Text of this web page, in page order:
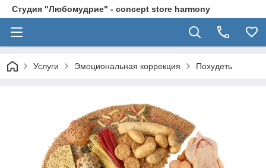
Студия "Любомудрие" - concept store harmony
Услуги Эмоциональная коррекция Похудеть